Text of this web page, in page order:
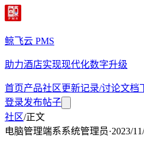
鲸飞云 PMS
助力酒店实现现代化数字升级
首页产品社区更新记录/讨论文档
登录发布帖子
社区/正文
电脑管理端系系统管理员·2023/